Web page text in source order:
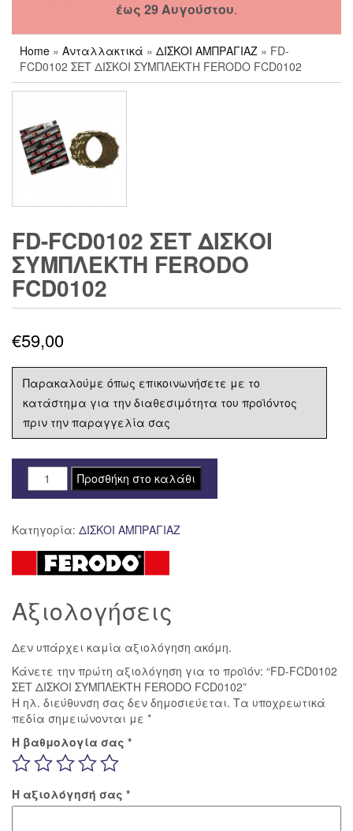
έως 29 Αυγούστου.
Home » Ανταλλακτικά » ΔΙΣΚΟΙ ΑΜΠΡΑΓΙΑΖ » FD-
FCD0102 ΣΕΤ ΔΙΣΚΟΙ ΣΥΜΠΛΕΚΤΗ FERODO FCD0102
FD-FCD0102 ΣΕΤ ΔΙΣΚΟΙ
ΣΥΜΠΛΕΚΤΗ FERODO
FCD0102
€59,00
Παρακαλούμε όπως επικοινωνήσετε με το
κατάστημα για την διαθεσιμότητα του προϊόντος
πριν την παραγγελία σας
FD-
FCD0102
ΔΙΣΚΟΙ
ΣΥΜΠΛΕΚΤΗ
FERODO
ποσότητα
Προσθήκη στο καλάθι
Κατηγορία: ΔΙΣΚΟΙ ΑΜΠΡΑΓΙΑΖ
Αξιολογήσεις
Δεν υπάρχει καμία αξιολόγηση ακόμη.
Κάνετε την πρώτη αξιολόγηση για το προϊόν: “FD-FCD0102
ΣΕΤ ΔΙΣΚΟΙ ΣΥΜΠΛΕΚΤΗ FERODO FCD0102”
Η ηλ. διεύθυνση σας δεν δημοσιεύεται. Τα υποχρεωτικά
πεδία σημειώνονται με *
Η βαθμολογία σας *
Η αξιολόγησή σας *